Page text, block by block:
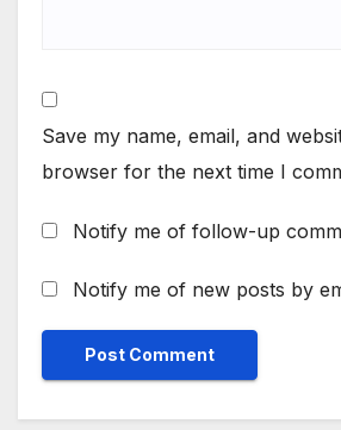
Save my name, email, and
browser for the next time I
Notify me of follow-up
Notify me of new posts by